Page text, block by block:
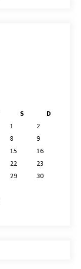
S
D
1
2
8
9
15
16
22
23
29
30